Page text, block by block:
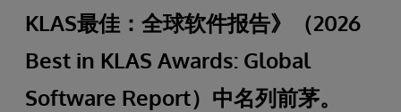
KLAS最佳：全球软件报告》（2026
Best in KLAS Awards: Global
Software Report）中名列前茅。